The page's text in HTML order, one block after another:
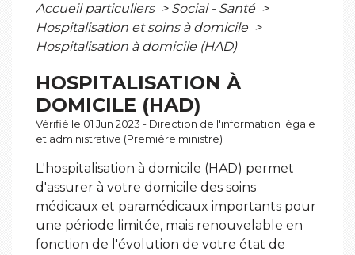
Accueil particuliers > Social - Santé >
Hospitalisation et soins à domicile >
Hospitalisation à domicile (HAD)
HOSPITALISATION À
DOMICILE (HAD)
Vérifié le 01 Jun 2023 - Direction de l'information légale
et administrative (Première ministre)
L'hospitalisation à domicile (HAD) permet
d'assurer à votre domicile des soins
médicaux et paramédicaux importants pour
une période limitée, mais renouvelable en
fonction de l'évolution de votre état de